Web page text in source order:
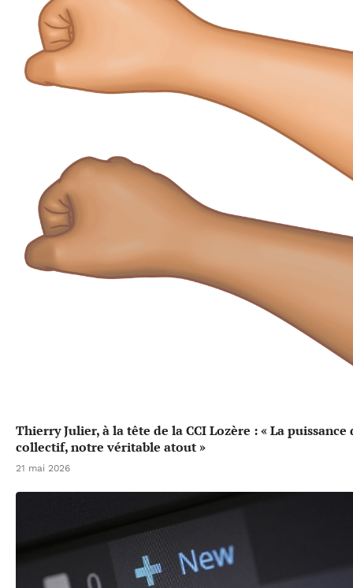
Thierry Julier, à la tête de la CCI Lozère : « La puissance
collectif, notre véritable atout »
21 mai 2026